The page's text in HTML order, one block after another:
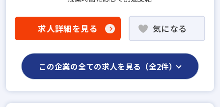
求人詳細を見る 気になる
この企業の全ての求人を見る（全2件）